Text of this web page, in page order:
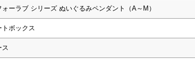
ォーラブ シリーズ ぬいぐるみペンダント（A～M）
トボックス
ス